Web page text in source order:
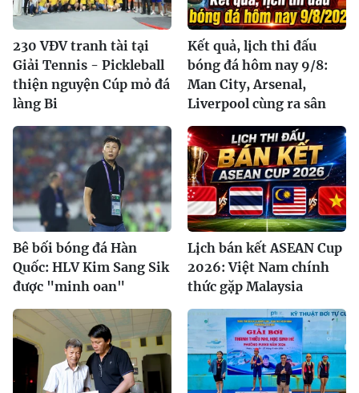
230 VĐV tranh tài tại
Giải Tennis - Pickleball
thiện nguyện Cúp mỏ đá
làng Bi
Kết quả, lịch thi đấu
bóng đá hôm nay 9/8:
Man City, Arsenal,
Liverpool cùng ra sân
Bê bối bóng đá Hàn
Quốc: HLV Kim Sang Sik
được "minh oan"
Lịch bán kết ASEAN Cup
2026: Việt Nam chính
thức gặp Malaysia